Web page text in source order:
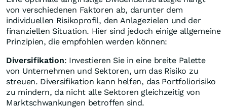
von verschiedenen Faktoren ab, darunter dem
individuellen Risikoprofil, den Anlagezielen und der
finanziellen Situation. Hier sind jedoch einige allgemeine
Prinzipien, die empfohlen werden können:
Diversifikation: Investieren Sie in eine breite Palette
von Unternehmen und Sektoren, um das Risiko zu
streuen. Diversifikation kann helfen, das Portfoliorisiko
zu mindern, da nicht alle Sektoren gleichzeitig von
Marktschwankungen betroffen sind.